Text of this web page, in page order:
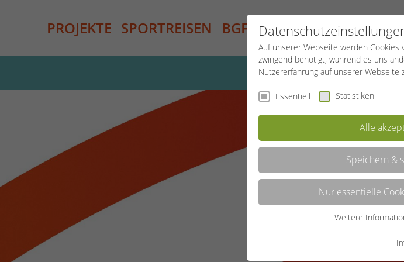
PROJEKTE SPORTREISEN BGF
Auf unserer Webseite werden Cookies
zwingend benötigt, während es uns
Nutzererfahrung auf unserer Webseite
Essentiell Statistiken
Alle
Speichern &
Nur essentielle
Essentielle Cookies werden für
Weitere